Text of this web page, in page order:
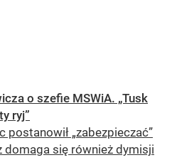
o szefie MSWiA. „Tusk
ryj”
postanowił „zabezpieczać”
domaga się również dymisji